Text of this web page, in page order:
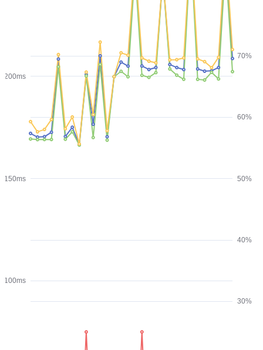
100ms
150ms
200ms
30%
40%
50%
60%
70%